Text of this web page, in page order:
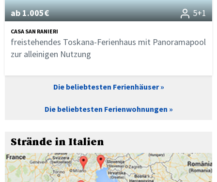
ab 1.005€ 5+1
CASA SAN RANIERI
freistehendes Toskana-Ferienhaus mit Panoramapool
zur alleinigen Nutzung
Die beliebtesten Ferienhäuser
Die beliebtesten Ferienwohnungen
Strände in Italien